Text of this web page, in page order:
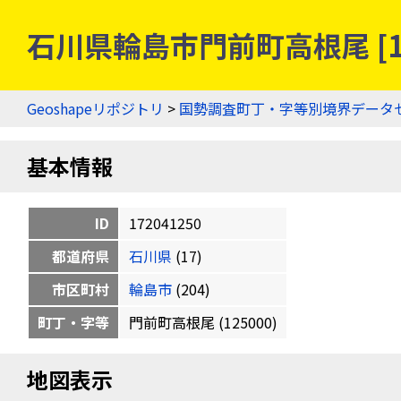
石川県輪島市門前町高根尾
Geoshapeリポジトリ > 国勢調査町丁・字等別境界データ
基本情報
ID
172041250
都道府県
石川県 (17)
市区町村
輪島市 (204)
町丁・字等
門前町高根尾 (125000)
地図表示